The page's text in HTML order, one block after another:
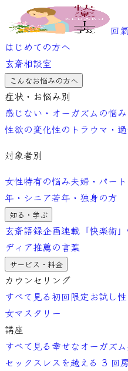
回
はじめての方へ
玄斎相談室
こんなお悩みの方へ
症状・お悩み別
感じない・オーガズムの悩み
性欲の変化性のトラウマ・
対象者別
女性特有の悩み夫婦・パー
年・シニア若年・独身の方
知る・学ぶ
玄斎語録企画連載「快楽術」
ディア推薦の言葉
サービス・料金
カウンセリング
すべて見る 初回限定お試し
女マスタリー
講座
すべて見る 幸せなオーガズ
セックスレスを越える 3 回